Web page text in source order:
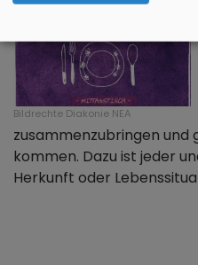
Bildrechte Diakonie NEA
zusammenzubringen und
kommen. Dazu ist jeder
Herkunft oder